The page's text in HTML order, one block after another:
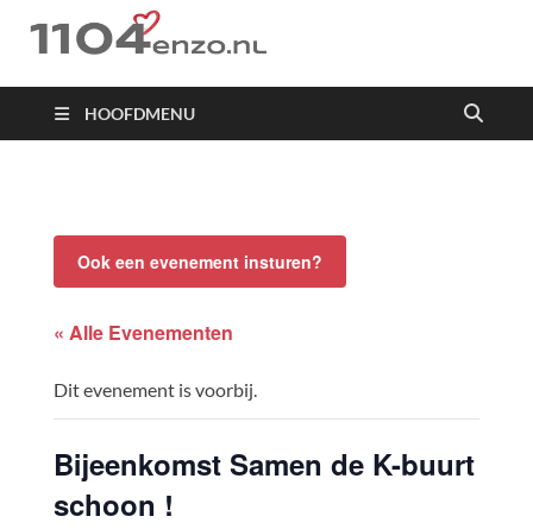
1104 en zo
HOOFDMENU
Ook een evenement insturen?
« Alle Evenementen
Dit evenement is voorbij.
Bijeenkomst Samen de K-buurt
schoon !